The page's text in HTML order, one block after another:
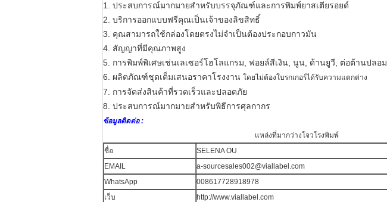
1. ประสบการณ์มากมายสำหรับบรรจุภัณฑ์และการพิมพ์ยาสเตียรอยด์
2. บริการออกแบบฟรีคุณเป็นเจ้าของลิขสิทธิ์
3. คุณสามารถใช้กล่องโดยตรงไม่จำเป็นต้องประกอบกาวมัน
4. สัญญาที่มีคุณภาพสูง
5. การพิมพ์พิเศษเช่นเลเซอร์โฮโลแกรม, ฟอยล์สีเงิน, นูน, ด้านยูวี, ต่อต้านปลอม
6. ผลิตภัณฑ์ชุดเต็มเสนอราคาโรงงาน โดยไม่ต้องโบรกเกอร์ได้รับความแตกต่าง
7. การจัดส่งสินค้าที่รวดเร็วและปลอดภัย
8. ประสบการณ์มากมายสำหรับพิธีการศุลกากร
ข้อมูลติดต่อ :
แหล่งที่มากว่างโจวโรงพิมพ์
ชื่อ
SELENA OU
EMAIL
a-sourcesales002@viallabel.com
WhatsApp
008617728918978
เว็บ
http://www.viallabel.com